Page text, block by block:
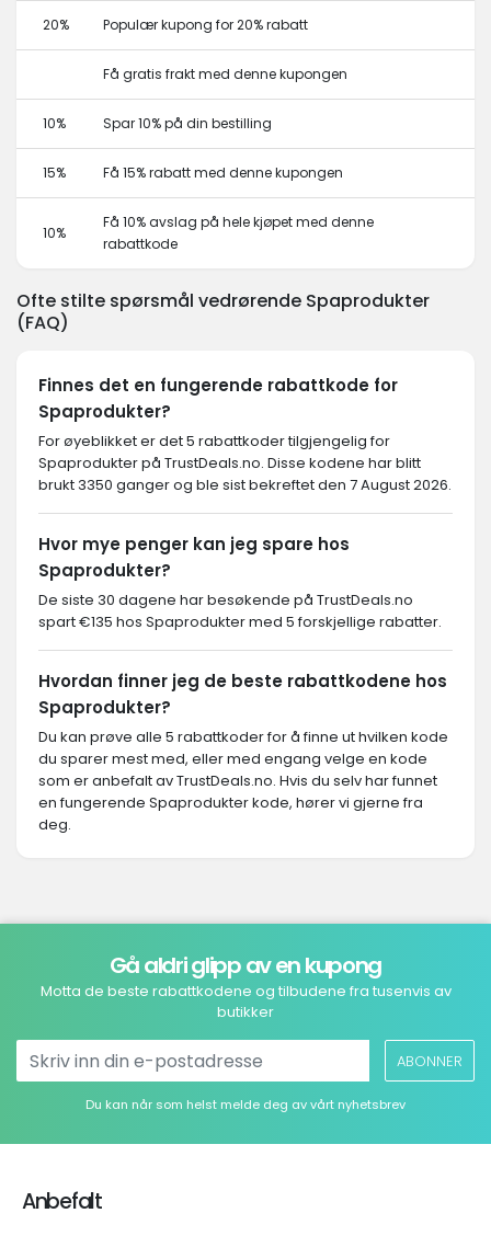
20% Populær kupong for 20% rabatt
Få gratis frakt med denne kupongen
10% Spar 10% på din bestilling
15% Få 15% rabatt med denne kupongen
10%
Få 10% avslag på hele kjøpet med denne
rabattkode
Ofte stilte spørsmål vedrørende Spaprodukter
(FAQ)
Finnes det en fungerende rabattkode for
Spaprodukter?
For øyeblikket er det 5 rabattkoder tilgjengelig for
Spaprodukter på TrustDeals.no. Disse kodene har blitt
brukt 3350 ganger og ble sist bekreftet den 7 August 2026.
Hvor mye penger kan jeg spare hos
Spaprodukter?
De siste 30 dagene har besøkende på TrustDeals.no
spart €135 hos Spaprodukter med 5 forskjellige rabatter.
Hvordan finner jeg de beste rabattkodene hos
Spaprodukter?
Du kan prøve alle 5 rabattkoder for å finne ut hvilken kode
du sparer mest med, eller med engang velge en kode
som er anbefalt av TrustDeals.no. Hvis du selv har funnet
en fungerende Spaprodukter kode, hører vi gjerne fra
deg.
Gå aldri glipp av en kupong
Motta de beste rabattkodene og tilbudene fra tusenvis av
butikker
ABONNER
Du kan når som helst melde deg av vårt nyhetsbrev
Anbefalt